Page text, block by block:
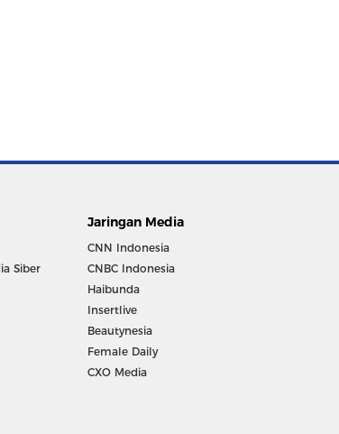
Siber
Jaringan Media
CNN Indonesia
CNBC Indonesia
Haibunda
Insertlive
Beautynesia
Female Daily
CXO Media